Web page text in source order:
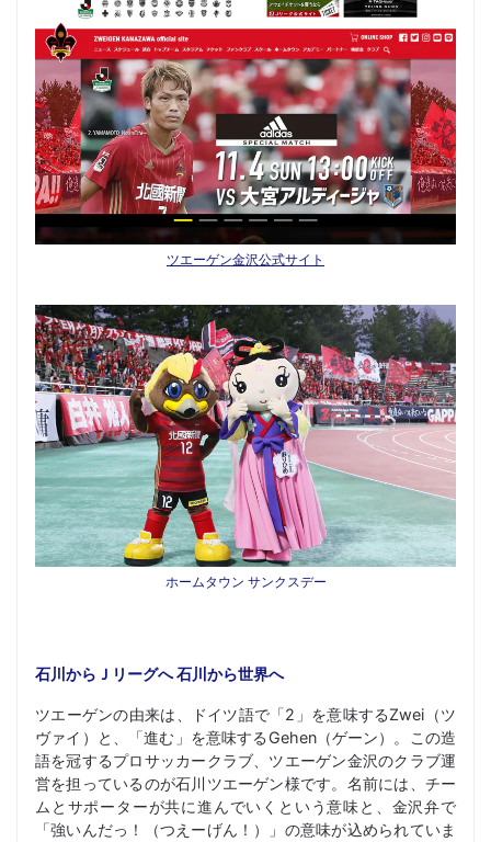
ツエーゲン金沢公式サイト
ホームタウン サンクスデー
石川からＪリーグへ 石川から世界へ
ツエーゲンの由来は、ドイツ語で「2」を意味するZwei（ツ
ヴァイ）と、「進む」を意味するGehen（ゲーン）。この造
語を冠するプロサッカークラブ、ツエーゲン金沢のクラブ運
営を担っているのが石川ツエーゲン様です。名前には、チー
ムとサポーターが共に進んでいくという意味と、金沢弁で
「強いんだっ！（つえーげん！）」の意味が込められていま